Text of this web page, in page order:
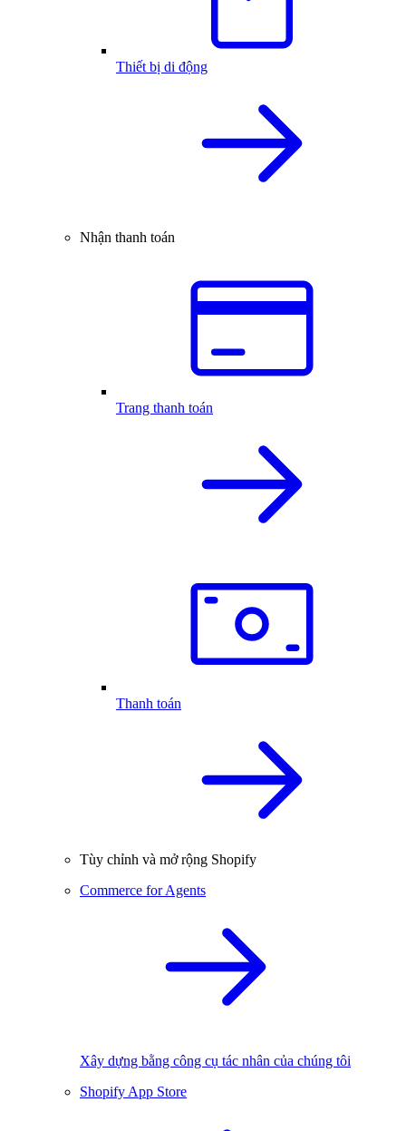
Thiết bị di động
Nhận thanh toán
Trang thanh toán
Thanh toán
Tùy chỉnh và mở rộng Shopify
Commerce for Agents
Xây dựng bằng công cụ tác nhân của chúng tôi
Shopify App Store